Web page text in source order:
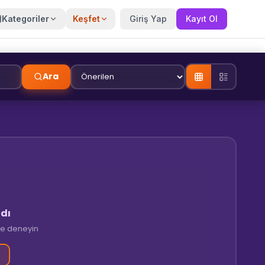
Kategoriler Keşfet Giriş Yap Kayıt Ol
Ara
deneyin